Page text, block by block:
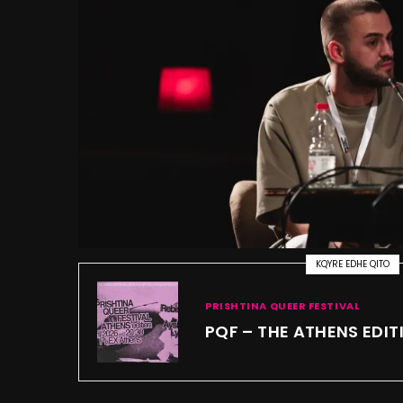
KQYRE EDHE QITO
PRISHTINA QUEER FESTIVAL
PQF – THE ATHENS